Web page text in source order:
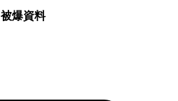
被爆資料